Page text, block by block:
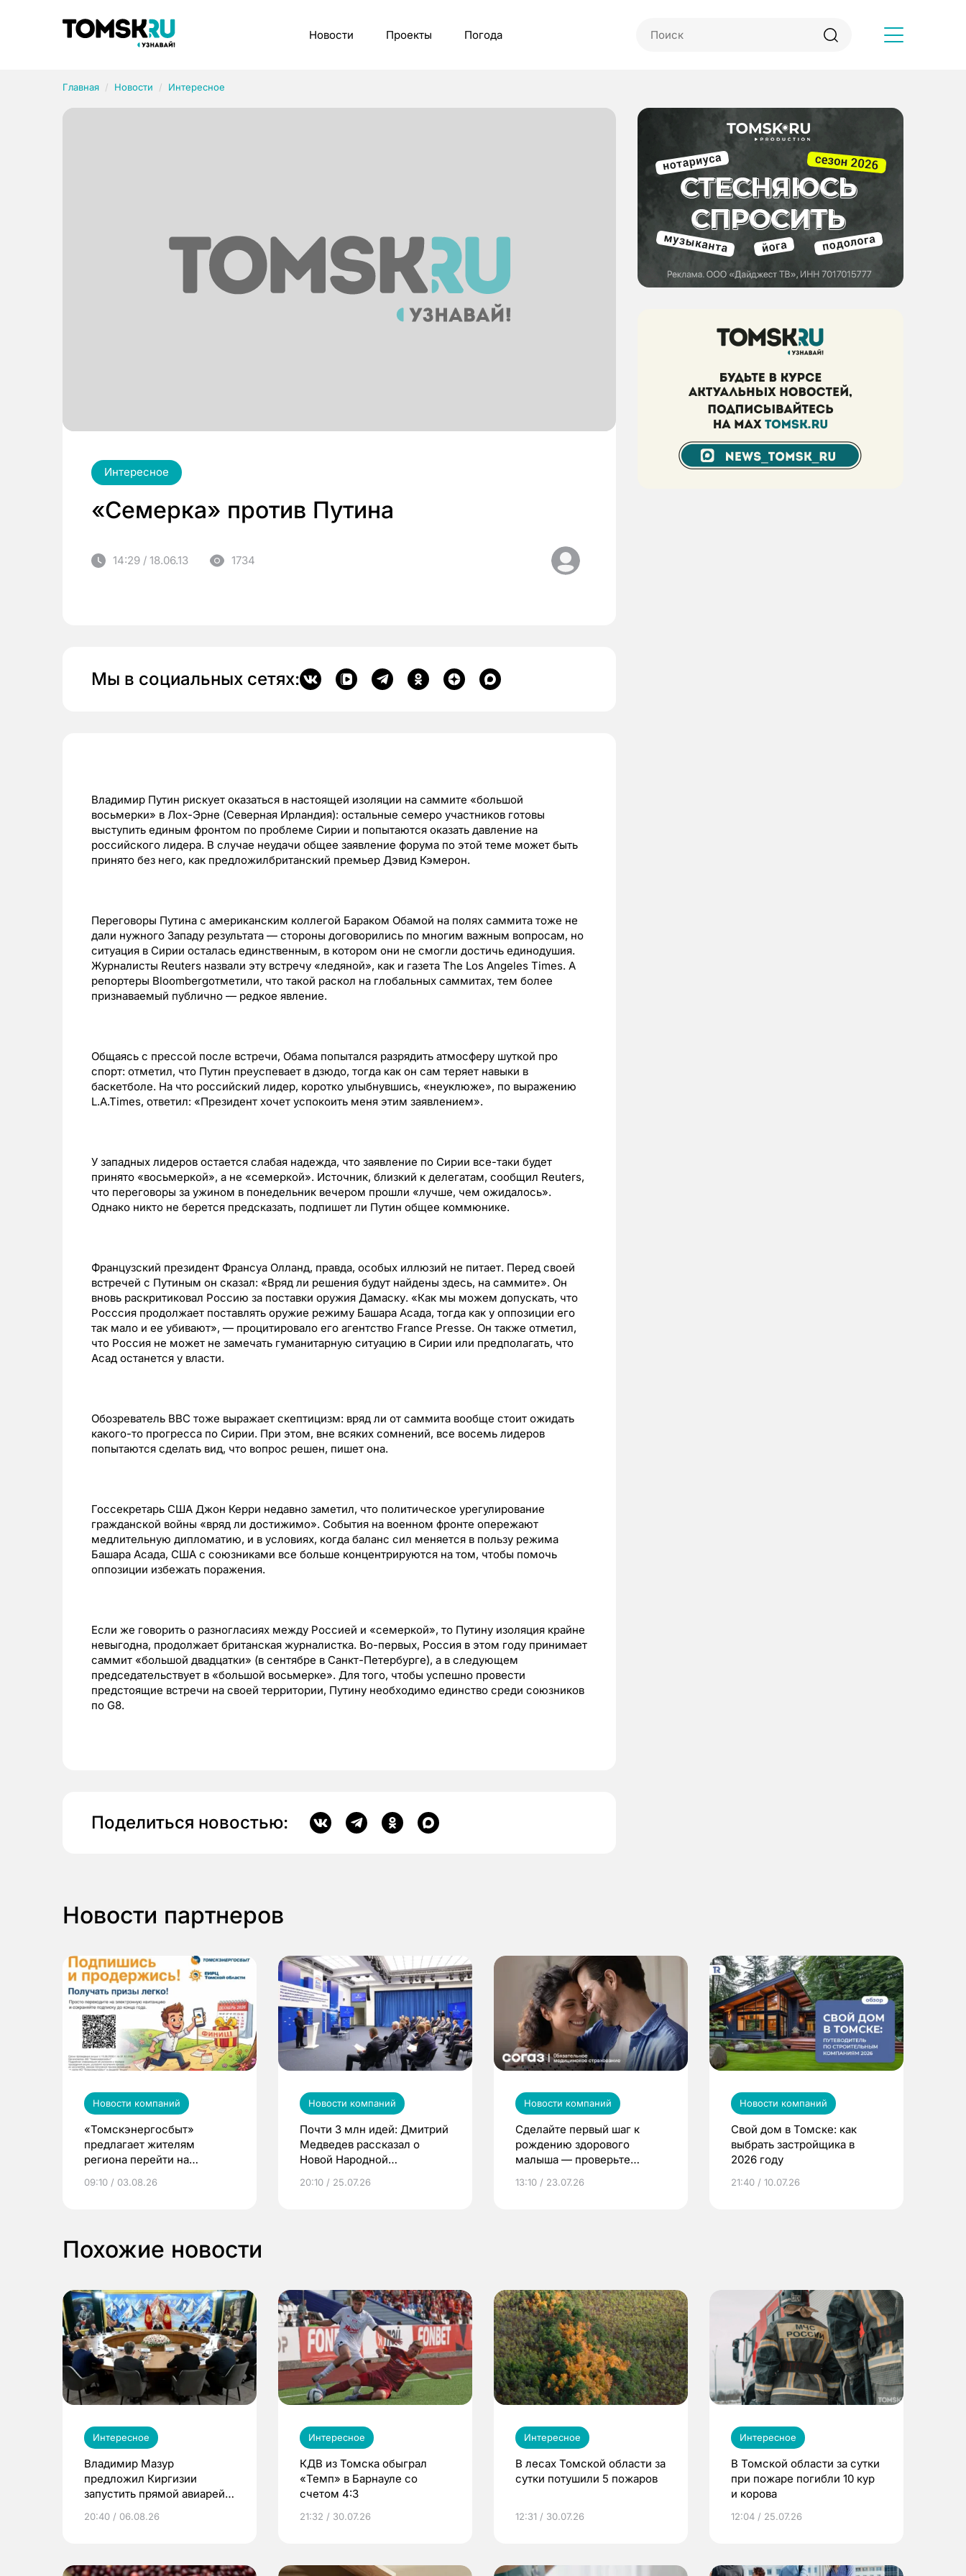
Новости Проекты Погода
Главная Новости Интересное
Интересное
«Семерка» против Путина
14:29 / 18.06.13 1734
Мы в социальных сетях:
Владимир Путин рискует оказаться в настоящей изоляции на саммите «большой
восьмерки» в Лох-Эрне (Северная Ирландия): остальные семеро участников готовы
выступить единым фронтом по проблеме Сирии и попытаются оказать давление на
российского лидера. В случае неудачи общее заявление форума по этой теме может быть
принято без него, как предложилбританский премьер Дэвид Кэмерон.
Переговоры Путина с американским коллегой Бараком Обамой на полях саммита тоже не
дали нужного Западу результата — стороны договорились по многим важным вопросам, но
ситуация в Сирии осталась единственным, в котором они не смогли достичь единодушия.
Журналисты Reuters назвали эту встречу «ледяной», как и газета The Los Angeles Times. А
репортеры Bloombergотметили, что такой раскол на глобальных саммитах, тем более
признаваемый публично — редкое явление.
Общаясь с прессой после встречи, Обама попытался разрядить атмосферу шуткой про
спорт: отметил, что Путин преуспевает в дзюдо, тогда как он сам теряет навыки в
баскетболе. На что российский лидер, коротко улыбнувшись, «неуклюже», по выражению
L.A.Times, ответил: «Президент хочет успокоить меня этим заявлением».
У западных лидеров остается слабая надежда, что заявление по Сирии все-таки будет
принято «восьмеркой», а не «семеркой». Источник, близкий к делегатам, сообщил Reuters,
что переговоры за ужином в понедельник вечером прошли «лучше, чем ожидалось».
Однако никто не берется предсказать, подпишет ли Путин общее коммюнике.
Французский президент Франсуа Олланд, правда, особых иллюзий не питает. Перед своей
встречей с Путиным он сказал: «Вряд ли решения будут найдены здесь, на саммите». Он
вновь раскритиковал Россию за поставки оружия Дамаску. «Как мы можем допускать, что
Росссия продолжает поставлять оружие режиму Башара Асада, тогда как у оппозиции его
так мало и ее убивают», — процитировало его агентство France Presse. Он также отметил,
что Россия не может не замечать гуманитарную ситуацию в Сирии или предполагать, что
Асад останется у власти.
Обозреватель BBC тоже выражает скептицизм: вряд ли от саммита вообще стоит ожидать
какого-то прогресса по Сирии. При этом, вне всяких сомнений, все восемь лидеров
попытаются сделать вид, что вопрос решен, пишет она.
Госсекретарь США Джон Керри недавно заметил, что политическое урегулирование
гражданской войны «вряд ли достижимо». События на военном фронте опережают
медлительную дипломатию, и в условиях, когда баланс сил меняется в пользу режима
Башара Асада, США с союзниками все больше концентрируются на том, чтобы помочь
оппозиции избежать поражения.
Если же говорить о разногласиях между Россией и «семеркой», то Путину изоляция крайне
невыгодна, продолжает британская журналистка. Во-первых, Россия в этом году принимает
саммит «большой двадцатки» (в сентябре в Санкт-Петербурге), а в следующем
председательствует в «большой восьмерке». Для того, чтобы успешно провести
предстоящие встречи на своей территории, Путину необходимо единство среди союзников
по G8.
Поделиться новостью:
Новости партнеров
Новости компаний
«Томскэнергосбыт»
предлагает жителям
региона перейти на
выиграть призы
09:10 / 03.08.26
Новости компаний
Почти 3 млн идей: Дмитрий
Медведев рассказал о
Новой Народной
20:10 / 25.07.26
Новости компаний
Сделайте первый шаг к
рождению здорового
малыша — проверьте
по ОМС!
13:10 / 23.07.26
Новости компаний
Свой дом в Томске: как
выбрать застройщика в
2026 году
21:40 / 10.07.26
Похожие новости
Интересное
Владимир Мазур
предложил Киргизии
запустить прямой авиарейс
20:40 / 06.08.26
Интересное
КДВ из Томска обыграл
«Темп» в Барнауле со
счетом 4:3
21:32 / 30.07.26
Интересное
В лесах Томской области за
сутки потушили 5 пожаров
12:31 / 30.07.26
Интересное
В Томской области за сутки
при пожаре погибли 10 кур
и корова
12:04 / 25.07.26
Рубрики